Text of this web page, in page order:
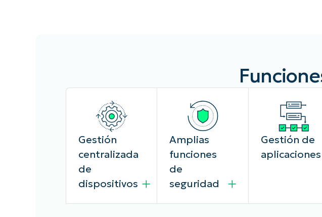
Gestión
centralizada
de
dispositivos
Amplias
funciones
de
seguridad
Gestión de
aplicaciones